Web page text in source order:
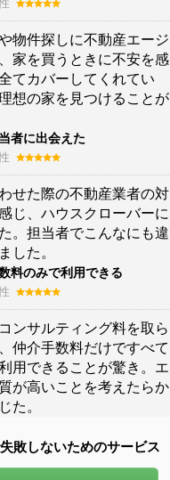
物件探しに不動産エージ
家を買うときに不安を感
てカバーしてくれてい
想の家を見つけることが
者に出会えた
せた際の不動産業者の対
じ、ハウスクローバーに
。担当者でこんなにも違
した。
料のみで利用できる
ンサルティング料を取ら
仲介手数料だけですべて
用できることが驚き。エ
が高いことを考えたらか
た。
敗しないためのサービス